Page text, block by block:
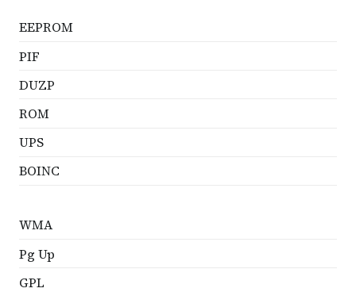
EEPROM
PIF
DUZP
ROM
UPS
BOINC
WMA
Pg Up
GPL